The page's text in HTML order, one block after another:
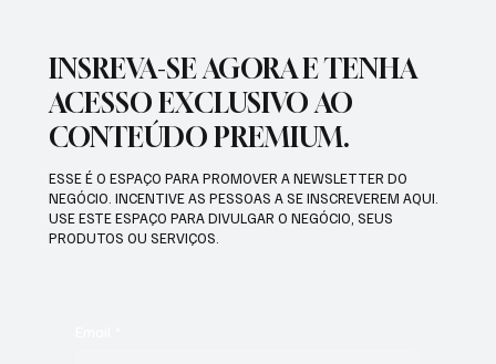
INSREVA-SE AGORA E TENHA
ACESSO EXCLUSIVO AO
CONTEÚDO PREMIUM.
ESSE É O ESPAÇO PARA PROMOVER A NEWSLETTER DO
NEGÓCIO. INCENTIVE AS PESSOAS A SE INSCREVEREM AQUI.
USE ESTE ESPAÇO PARA DIVULGAR O NEGÓCIO, SEUS
PRODUTOS OU SERVIÇOS.